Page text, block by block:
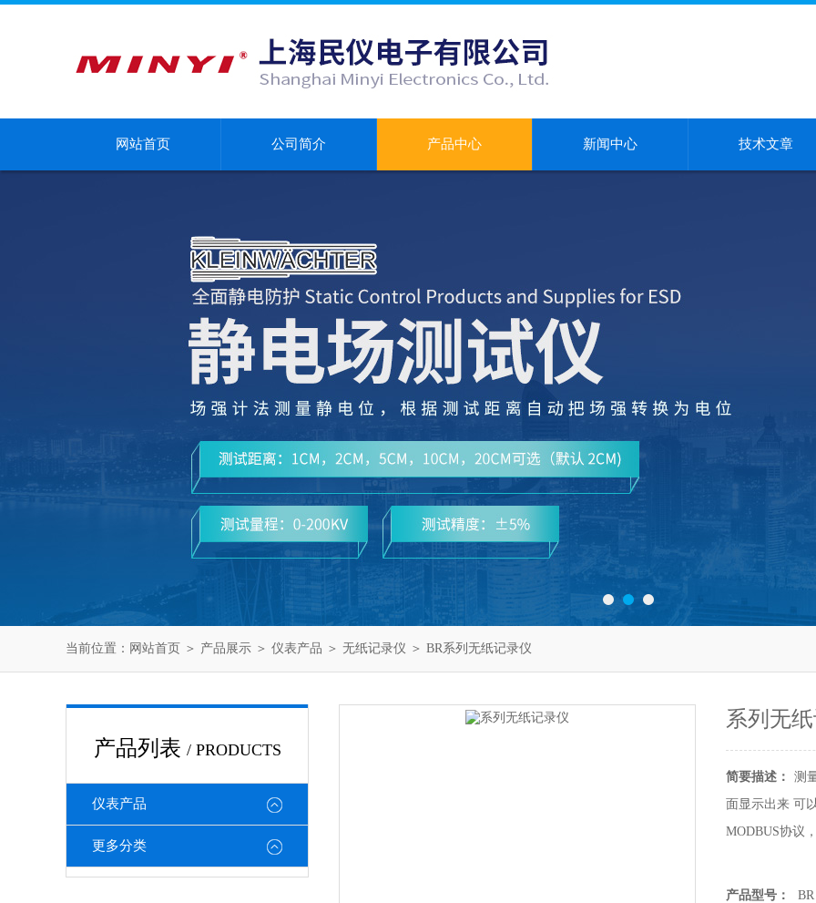
网站首页 公司简介 产品中心 新闻中心 技术文章
当前位置： 网站首页 ＞ 产品展示 ＞ 仪表产品 ＞ 无纸记录仪 ＞ BR系列无纸记录仪
产品列表 / PRODUCTS
仪表产品
更多分类
系列无
简要描述：
测
面显示出来 可
MODBUS协议
产品型号：
BR